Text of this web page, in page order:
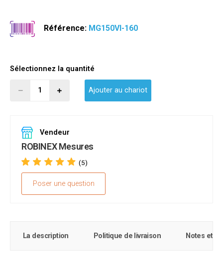
Référence: MG150VI-160
Sélectionnez la quantité
Ajouter au chariot
Vendeur
ROBINEX Mesures
(5)
Poser une question
La description Politique de livraison Notes et